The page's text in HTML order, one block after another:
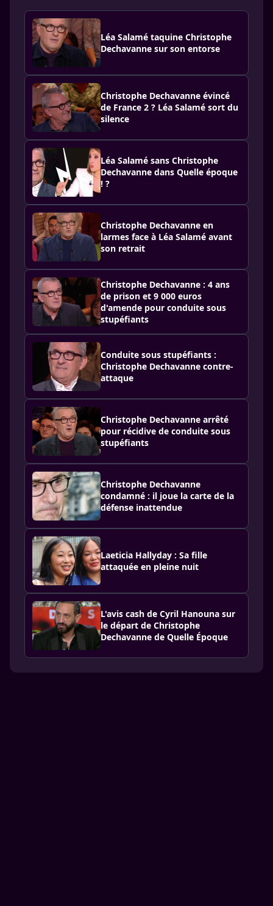
Léa Salamé taquine Christophe
Dechavanne sur son entorse
Christophe Dechavanne évincé
de France 2 ? Léa Salamé sort du
silence
Léa Salamé sans Christophe
Dechavanne dans Quelle époque
! ?
Christophe Dechavanne en
larmes face à Léa Salamé avant
son retrait
Christophe Dechavanne : 4 ans
de prison et 9 000 euros
d'amende pour conduite sous
stupéfiants
Conduite sous stupéfiants :
Christophe Dechavanne contre-
attaque
Christophe Dechavanne arrêté
pour récidive de conduite sous
stupéfiants
Christophe Dechavanne
condamné : il joue la carte de la
défense inattendue
Laeticia Hallyday : Sa fille
attaquée en pleine nuit
L'avis cash de Cyril Hanouna sur
le départ de Christophe
Dechavanne de Quelle Époque